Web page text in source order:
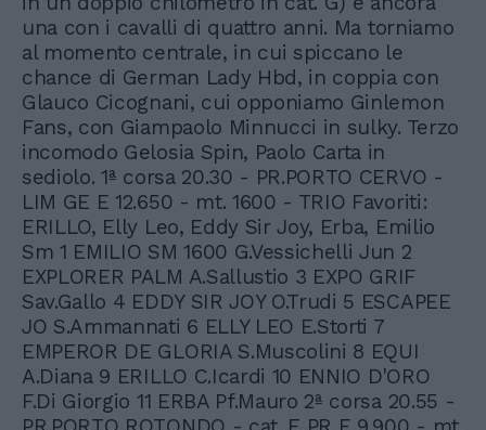
una con i cavalli di quattro anni. Ma torniamo
al momento centrale, in cui spiccano le
chance di German Lady Hbd, in coppia con
Glauco Cicognani, cui opponiamo Ginlemon
Fans, con Giampaolo Minnucci in sulky. Terzo
incomodo Gelosia Spin, Paolo Carta in
sediolo. 1ª corsa 20.30 - PR.PORTO CERVO -
LIM GE E 12.650 - mt. 1600 - TRIO Favoriti:
ERILLO, Elly Leo, Eddy Sir Joy, Erba, Emilio
Sm 1 EMILIO SM 1600 G.Vessichelli Jun 2
EXPLORER PALM A.Sallustio 3 EXPO GRIF
Sav.Gallo 4 EDDY SIR JOY O.Trudi 5 ESCAPEE
JO S.Ammannati 6 ELLY LEO E.Storti 7
EMPEROR DE GLORIA S.Muscolini 8 EQUI
A.Diana 9 ERILLO C.Icardi 10 ENNIO D'ORO
F.Di Giorgio 11 ERBA Pf.Mauro 2ª corsa 20.55 -